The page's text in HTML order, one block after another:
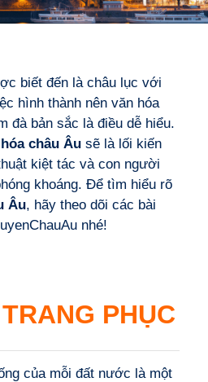
biết đến là châu lục với
hình thành nên văn hóa
đà bản sắc là điều dễ hiểu.
châu Âu sẽ là lối kiến
kiệt tác và con người
khoáng. Để tìm hiểu rõ
Âu, hãy theo dõi các bài
nhé!
PHỤC
của mỗi đất nước là một